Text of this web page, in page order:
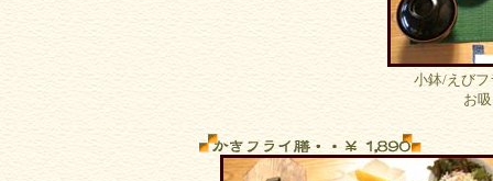
小鉢/えび
お